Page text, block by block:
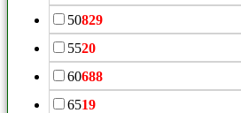
50829
5520
60688
6519